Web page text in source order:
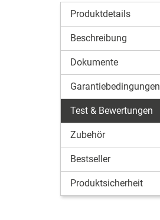
Produktdetails
Beschreibung
Dokumente
Garantiebedingungen
Test & Bewertungen
Zubehör
Bestseller
Produktsicherheit